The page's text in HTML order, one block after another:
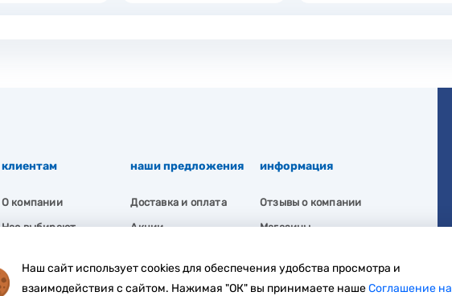
клиентам
О компании
Нас выбирают
Как заказать
наши предложения
Доставка и оплата
Акции
информация
Отзывы о компании
Магазины
конфиденциальности
Наш сайт использует cookies для обеспечения удобства просмотра и
взаимодействия с сайтом. Нажимая "ОК" вы принимаете нашеСоглашение на